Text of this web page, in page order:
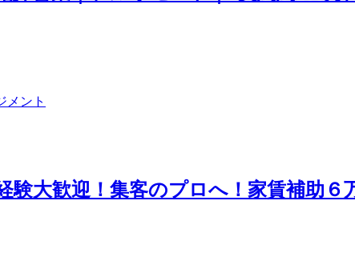
メント
験大歓迎！集客のプロへ！家賃補助